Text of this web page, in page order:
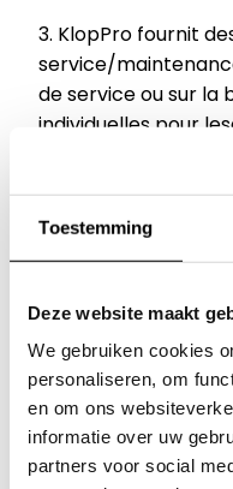
Toestemming
Deze website maakt
We gebruiken cookies
personaliseren, om
en om ons
informatie over uw
partners voor social
3. KlopPro fournit
service/
de service ou sur la
individuelles pour
4. Les travaux de
signalés par
l'avance. KlopPro
réalisation de
avoir des
disponibilité. Le
indemnisera
5. Sauf accord